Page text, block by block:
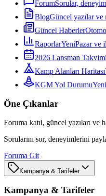
ForumSorular,
BlogGüncel yazılar ve
Güncel Haberler
RaporlarYeniPazar ve
2026 Lansman Takvimi
Kamp Alanları Haritası
KGM Yol DurumuYeni
Öne Çıkanlar
Foruma katıl, güncel yazıları ve
Sorularını sor, deneyimlerini
Foruma Git
Kampanya & Tarifeler
Kampanya & Tarifeler